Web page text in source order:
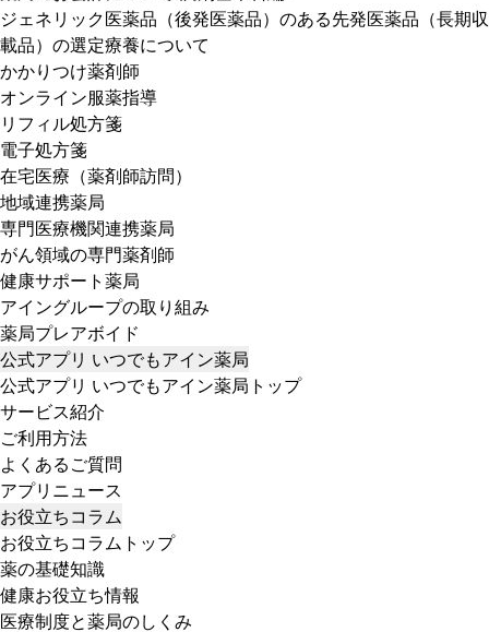
ジェネリック医薬品（後発医薬品）のある先発医薬品（長期収
載品）の選定療養について
かかりつけ薬剤師
オンライン服薬指導
リフィル処方箋
電子処方箋
在宅医療（薬剤師訪問）
地域連携薬局
専門医療機関連携薬局
がん領域の専門薬剤師
健康サポート薬局
アイングループの取り組み
薬局プレアボイド
公式アプリ いつでもアイン薬局
公式アプリ いつでもアイン薬局トップ
サービス紹介
ご利用方法
よくあるご質問
アプリニュース
お役立ちコラム
お役立ちコラムトップ
薬の基礎知識
健康お役立ち情報
医療制度と薬局のしくみ